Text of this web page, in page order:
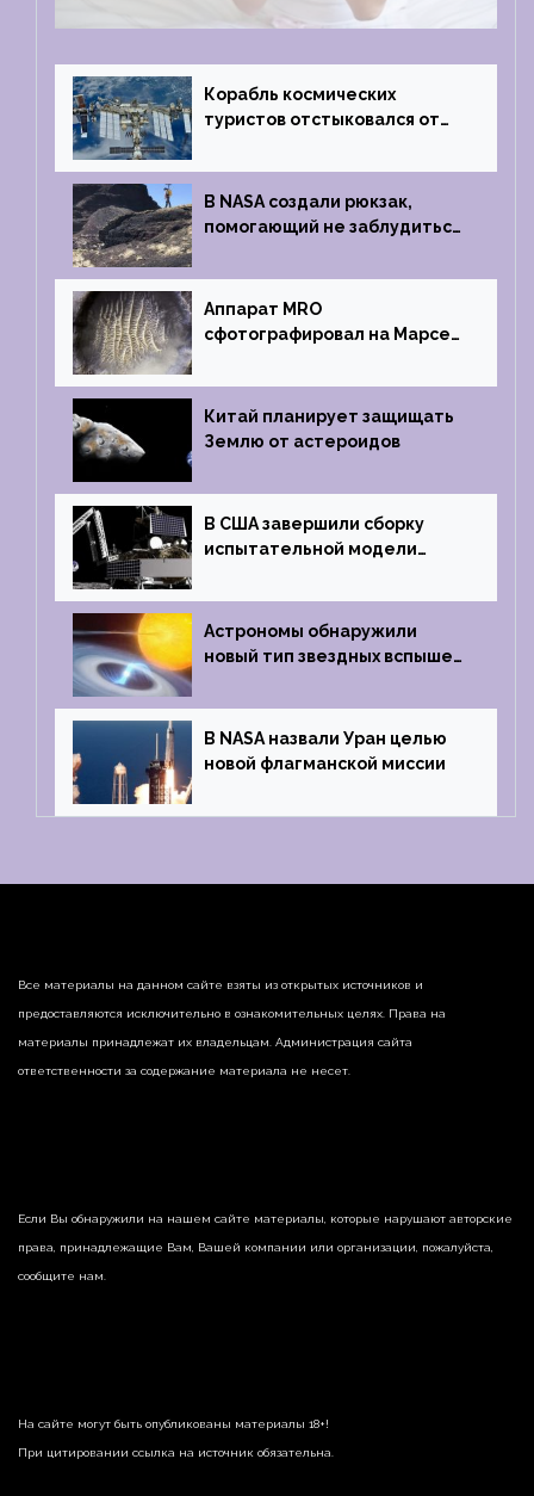
Корабль космических
туристов отстыковался от
на Землю
В NASA создали рюкзак,
помогающий не заблудиться
Аппарат MRO
сфотографировал на Марсе
на отпечаток пальца
Китай планирует защищать
Землю от астероидов
В США завершили сборку
испытательной модели
Griffin
Астрономы обнаружили
новый тип звездных вспышек
В NASA назвали Уран целью
новой флагманской миссии
Все материалы на данном сайте взяты из открытых источников и
предоставляются исключительно в ознакомительных целях. Права на
материалы принадлежат их владельцам. Администрация сайта
ответственности за содержание материала не несет.
Если Вы обнаружили на нашем сайте материалы, которые нарушают авторские
права, принадлежащие Вам, Вашей компании или организации, пожалуйста,
сообщите нам.
На сайте могут быть опубликованы материалы 18+!
При цитировании ссылка на источник обязательна.